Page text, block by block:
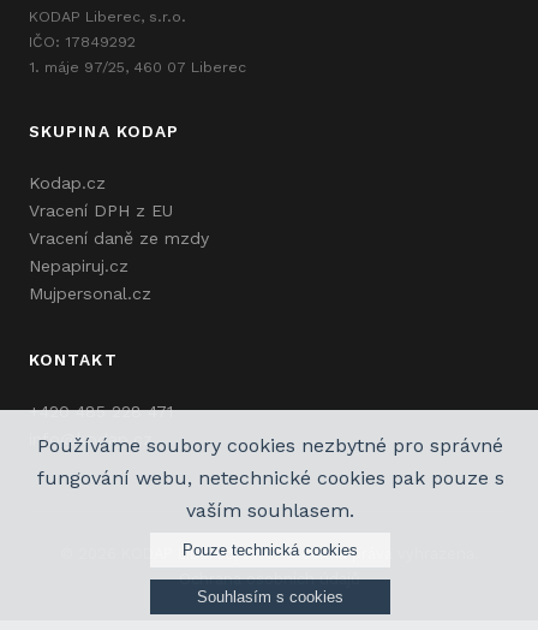
KODAP Liberec, s.r.o.
IČO: 17849292
1. máje 97/25, 460 07 Liberec
SKUPINA KODAP
Kodap.cz
Vracení DPH z EU
Vracení daně ze mzdy
Nepapiruj.cz
Mujpersonal.cz
KONTAKT
+420 485 228 471
info@kodap.cz
© 2026 KODAP Liberec, s.r.o. Všechna práva vyhrazena.
Ochrana osobních údajů
Používáme soubory cookies nezbytné pro správné
fungování webu, netechnické cookies pak pouze s
vaším souhlasem.
Pouze technická cookies
Souhlasím s cookies